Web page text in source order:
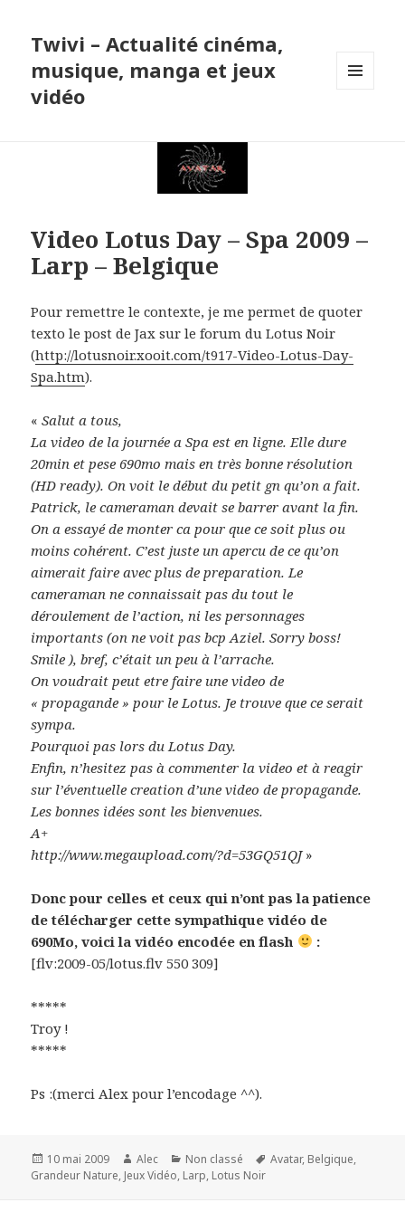
Twivi – Actualité cinéma,
musique, manga et jeux
vidéo
Video Lotus Day – Spa 2009 –
Larp – Belgique
Pour remettre le contexte, je me permet de quoter
texto le post de Jax sur le forum du Lotus Noir
(http://lotusnoir.xooit.com/t917-Video-Lotus-Day-
Spa.htm).
«Salut a tous,
La video de la journée a Spa est en ligne. Elle dure
20min et pese 690mo mais en très bonne résolution
(HD ready). On voit le début du petit gn qu’on a fait.
Patrick, le cameraman devait se barrer avant la fin.
On a essayé de monter ca pour que ce soit plus ou
moins cohérent. C’est juste un apercu de ce qu’on
aimerait faire avec plus de preparation. Le
cameraman ne connaissait pas du tout le
déroulement de l’action, ni les personnages
importants (on ne voit pas bcp Aziel. Sorry boss!
Smile ), bref, c’était un peu à l’arrache.
On voudrait peut etre faire une video de
« propagande » pour le Lotus. Je trouve que ce serait
sympa.
Pourquoi pas lors du Lotus Day.
Enfin, n’hesitez pas à commenter la video et à reagir
sur l’éventuelle creation d’une video de propagande.
Les bonnes idées sont les bienvenues.
A+
http://www.megaupload.com/?d=53GQ51QJ»
Donc pour celles et ceux qui n’ont pas la patience
de télécharger cette sympathique vidéo de
690Mo, voici la vidéo encodée en flash
:
[flv:2009-05/lotus.flv 550 309]
*****
Troy !
*****
Ps :(merci Alex pour l’encodage ^^).
Publié
le
10 mai 2009 Auteur
Alec Catégories
Non classé
Mots-
Avatar, Belgique,
Grandeur Nature, Jeux Vidéo, Larp, Lotus Noir